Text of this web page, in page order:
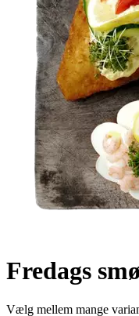
Fredags
Vælg mellem mange